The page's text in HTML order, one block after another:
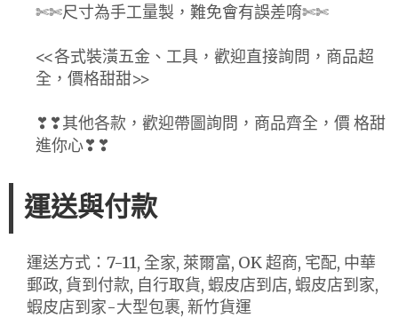
✄✄尺寸為手工量製，難免會有誤差唷✄✄
<<各式裝潢五金、工具，歡迎直接詢問，商品超
全，價格甜甜>>
❣❣其他各款，歡迎帶圖詢問，商品齊全，價 格甜
進你心❣❣
運送與付款
運送方式：7-11, 全家, 萊爾富, OK 超商, 宅配, 中華
郵政, 貨到付款, 自行取貨, 蝦皮店到店, 蝦皮店到家,
蝦皮店到家-大型包裹, 新竹貨運